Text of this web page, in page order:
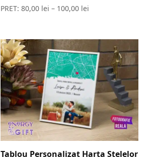
Evaluat la
5.00
PRET: 80,00 lei – 100,00 lei
Tablou Personalizat Harta Stelelor